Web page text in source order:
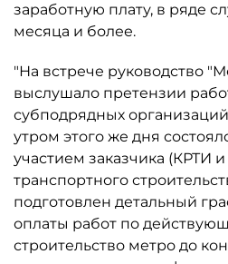
заработную плату, в ряде
месяца и более.
"На встрече руководство
выслушало претензии
субподрядных
утром этого же дня
участием заказчика (КРТИ
транспортного
подготовлен детальный
оплаты работ по
строительство метро до